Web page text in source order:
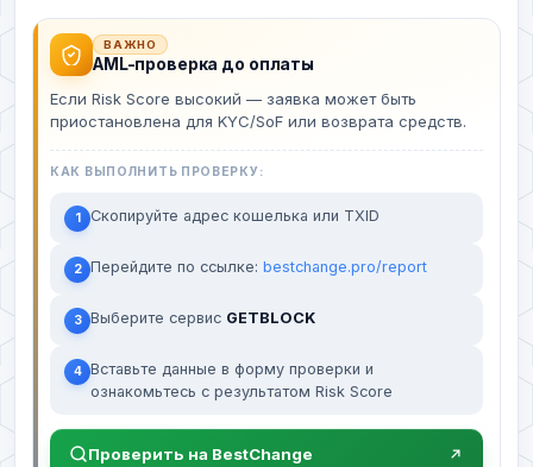
ВАЖНО
AML-проверка до оплаты
Если Risk Score высокий — заявка может быть
приостановлена для KYC/SoF или возврата средств.
КАК ВЫПОЛНИТЬ ПРОВЕРКУ:
1 Скопируйте адрес кошелька или TXID
2 Перейдите по ссылке: bestchange.pro/report
3 Выберите сервис GETBLOCK
4 Вставьте данные в форму проверки и
ознакомьтесь с результатом Risk Score
Проверить на BestChange